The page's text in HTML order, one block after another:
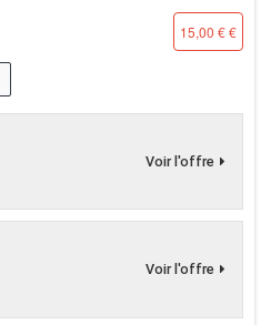
15,00 € €
Voir l'offre
Voir l'offre